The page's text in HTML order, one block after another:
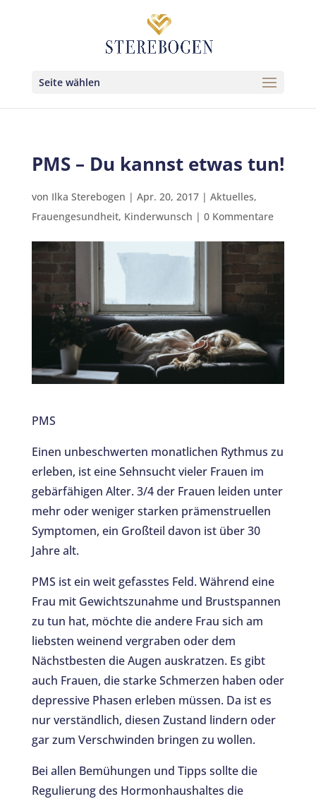
Seite wählen
PMS – Du kannst etwas tun!
von Ilka Sterebogen | Apr. 20, 2017| Aktuelles,
Frauengesundheit, Kinderwunsch | 0 Kommentare
PMS
Einen unbeschwerten monatlichen Rythmus zu
erleben, ist eine Sehnsucht vieler Frauen im
gebärfähigen Alter. 3/4 der Frauen leiden unter
mehr oder weniger starken prämenstruellen
Symptomen, ein Großteil davon ist über 30
Jahre alt.
PMS ist ein weit gefasstes Feld. Während eine
Frau mit Gewichtszunahme und Brustspannen
zu tun hat, möchte die andere Frau sich am
liebsten weinend vergraben oder dem
Nächstbesten die Augen auskratzen. Es gibt
auch Frauen, die starke Schmerzen haben oder
depressive Phasen erleben müssen. Da ist es
nur verständlich, diesen Zustand lindern oder
gar zum Verschwinden bringen zu wollen.
Bei allen Bemühungen und Tipps sollte die
Regulierung des Hormonhaushaltes die